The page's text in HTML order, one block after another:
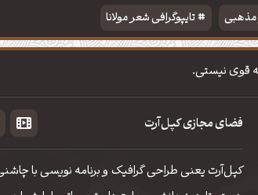
مذهبی تایپوگرافی شعر مولانا
قوی نیستی.
فضای مجازی کپل‌آرت
کپل‌آرت یعنی طراحی گرافیک و برنامه نویسی با